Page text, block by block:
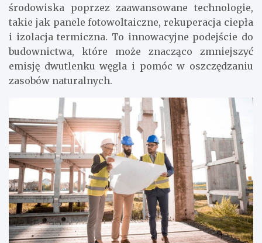
środowiska poprzez zaawansowane technologie,
takie jak panele fotowoltaiczne, rekuperacja ciepła
i izolacja termiczna. To innowacyjne podejście do
budownictwa, które może znacząco zmniejszyć
emisję dwutlenku węgla i pomóc w oszczędzaniu
zasobów naturalnych.